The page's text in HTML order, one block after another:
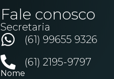
Fale conosco
Secretaria
(61) 99655 9326
(61) 2195-9797
Nome